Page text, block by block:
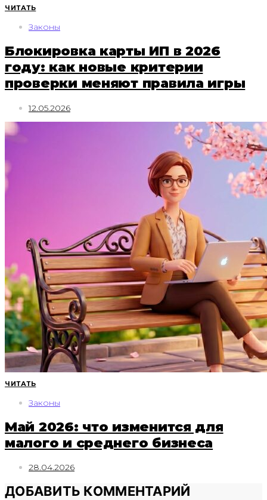
ЧИТАТЬ
Законы
Блокировка карты ИП в 2026
году: как новые критерии
проверки меняют правила игры
12.05.2026
ЧИТАТЬ
Законы
Май 2026: что изменится для
малого и среднего бизнеса
28.04.2026
ДОБАВИТЬ КОММЕНТАРИЙ